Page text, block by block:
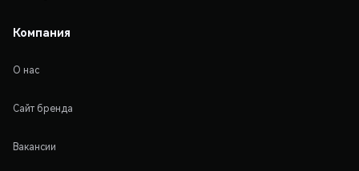
Компания
О нас
Сайт бренда
Вакансии